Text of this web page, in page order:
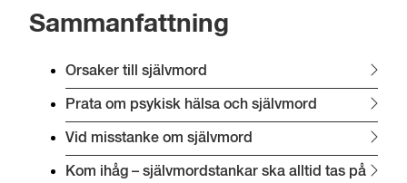
Sammanfattning
Orsaker till självmord
Prata om psykisk hälsa och självmord
Vid misstanke om självmord
Kom ihåg – självmordstankar ska alltid tas på